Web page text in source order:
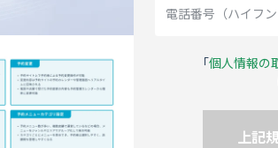
電話番号（ハイフ
「個人情報の
上記